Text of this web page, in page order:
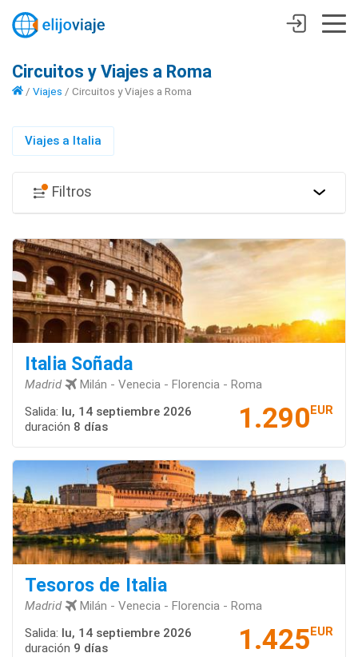
Circuitos y Viajes a Roma
/ Viajes / Circuitos y Viajes a Roma
Viajes a Italia
Filtros
Italia Soñada
Madrid Milán - Venecia - Florencia - Roma
1.290EUR
Salida: lu, 14 septiembre 2026
duración 8 días
Tesoros de Italia
Madrid Milán - Venecia - Florencia - Roma
1.425EUR
Salida: lu, 14 septiembre 2026
duración 9 días